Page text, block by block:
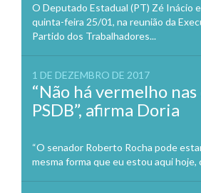
O Deputado Estadual (PT) Zé Inácio
quinta-feira 25/01, na reunião da
Partido dos Trabalhadores...
1 DE DEZEMBRO DE 2017
“Não há vermelho
PSDB”, afirma Doria
“O senador Roberto Rocha pode
mesma forma que eu estou aqui hoje,